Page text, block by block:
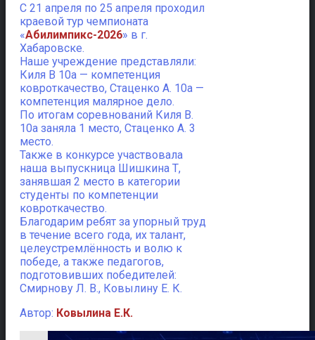
С 21 апреля по 25 апреля проходил
краевой тур чемпионата
«Абилимпикс-2026» в г.
Хабаровске.
Наше учреждение представляли:
Киля В 10а — компетенция
ковроткачество, Стаценко А. 10а —
компетенция малярное дело.
По итогам соревнований Киля В.
10а заняла 1 место, Стаценко А. 3
место.
Также в конкурсе участвовала
наша выпускница Шишкина Т,
занявшая 2 место в категории
студенты по компетенции
ковроткачество.
Благодарим ребят за упорный труд
в течение всего года, их талант,
целеустремлённость и волю к
победе, а также педагогов,
подготовивших победителей:
Смирнову Л. В., Ковылину Е. К.
Автор: Ковылина Е.К.